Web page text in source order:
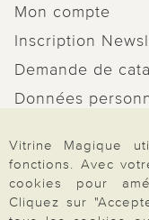
Mon compte
Inscription
Demande de
Données
Rétractation
Vitrine Magique
fonctions. Avec
cookies pour
Cliquez sur